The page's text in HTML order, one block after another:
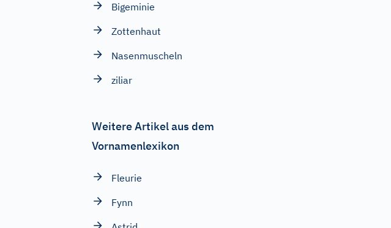
Bigeminie
Zottenhaut
Nasenmuscheln
ziliar
Weitere Artikel aus dem
Vornamenlexikon
Fleurie
Fynn